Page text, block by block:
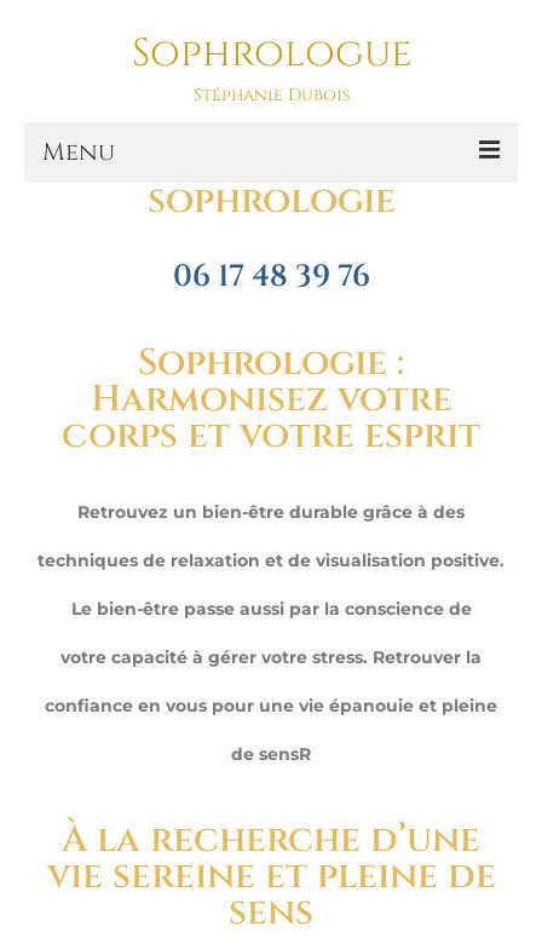
Sophrologue
Stéphanie Dubois
Menu
Sophro Balade La Baule
La sophrologie
Blog
Contact
Bien être et Sophrologie
sophrologie
06 17 48 39 76
Sophrologie :
Harmonisez votre
corps et votre esprit
Retrouvez un bien-être durable grâce à des
techniques de relaxation et de visualisation positive.
Le bien-être passe aussi par la conscience de
votre capacité à gérer votre stress. Retrouver la
confiance en vous pour une vie épanouie et pleine
de sensR
À la recherche d’une
vie sereine et pleine de
sens